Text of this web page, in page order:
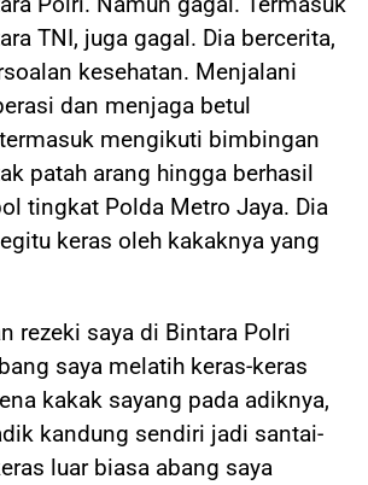
TNI, juga gagal. Dia bercerita,
kesehatan. Menjalani
dan menjaga betul
mengikuti bimbingan
patah arang hingga berhasil
tingkat Polda Metro Jaya. Dia
keras oleh kakaknya yang
rezeki saya di Bintara Polri
saya melatih keras-keras
kakak sayang pada adiknya,
kandung sendiri jadi santai-
luar biasa abang saya